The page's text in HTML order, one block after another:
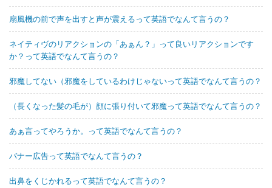
扇風機の前で声を出すと声が震えるって英語でなんて言うの？
ネイティヴのリアクションの「あぁん？」って良いリアクションです
か？って英語でなんて言うの？
邪魔してない（邪魔をしているわけじゃないって英語でなんて言うの？
（長くなった髪の毛が）顔に張り付いて邪魔って英語でなんて言うの？
あぁ言ってやろうか。って英語でなんて言うの？
バナー広告って英語でなんて言うの？
出鼻をくじかれるって英語でなんて言うの？